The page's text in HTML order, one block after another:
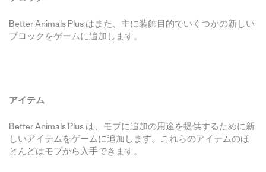
Better Animals Plus はまた、主に装飾目的でいくつかの新しい
ブロックをゲームに追加します。
アイテム
Better Animals Plus は、モブに追加の用途を提供するために新
しいアイテムをゲームに追加します。これらのアイテムのほ
とんどはモブから入手できます。